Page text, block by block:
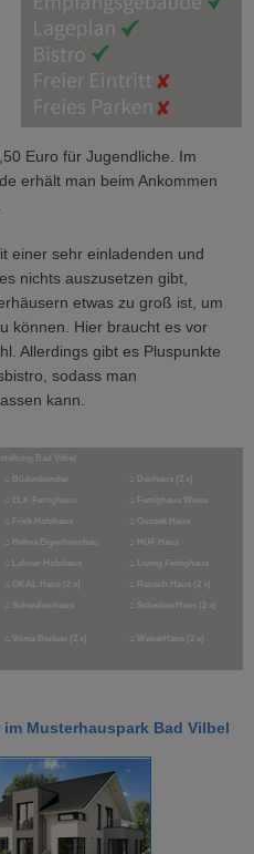
Euro für Jugendliche. Im
erhält man beim Ankommen
einer sehr einladenden und
nichts auszusetzen gibt,
etwas zu groß ist, um
können. Hier braucht es vor
Allerdings gibt es Pluspunkte
sodass man
kann.
Bad Vilbel
⌂ Büdenbender ⌂ Danhaus (2 x)
⌂ ELK Fertighaus ⌂ Fertighaus Weiss
⌂ Frick Holzhaus ⌂ Gussek Haus
⌂ Helma Eigenheimbau ⌂ HUF Haus
⌂ Lehner Holzhaus ⌂ Living Fertighaus
⌂ OKAL Haus (2 x) ⌂ Rensch Haus (2 x)
⌂ Schwabenhaus ⌂ SchwörerHaus (2 x)
⌂ Vöma Biobau (2 x) ⌂ WeberHaus (2 x)
Musterhauspark Bad Vilbel